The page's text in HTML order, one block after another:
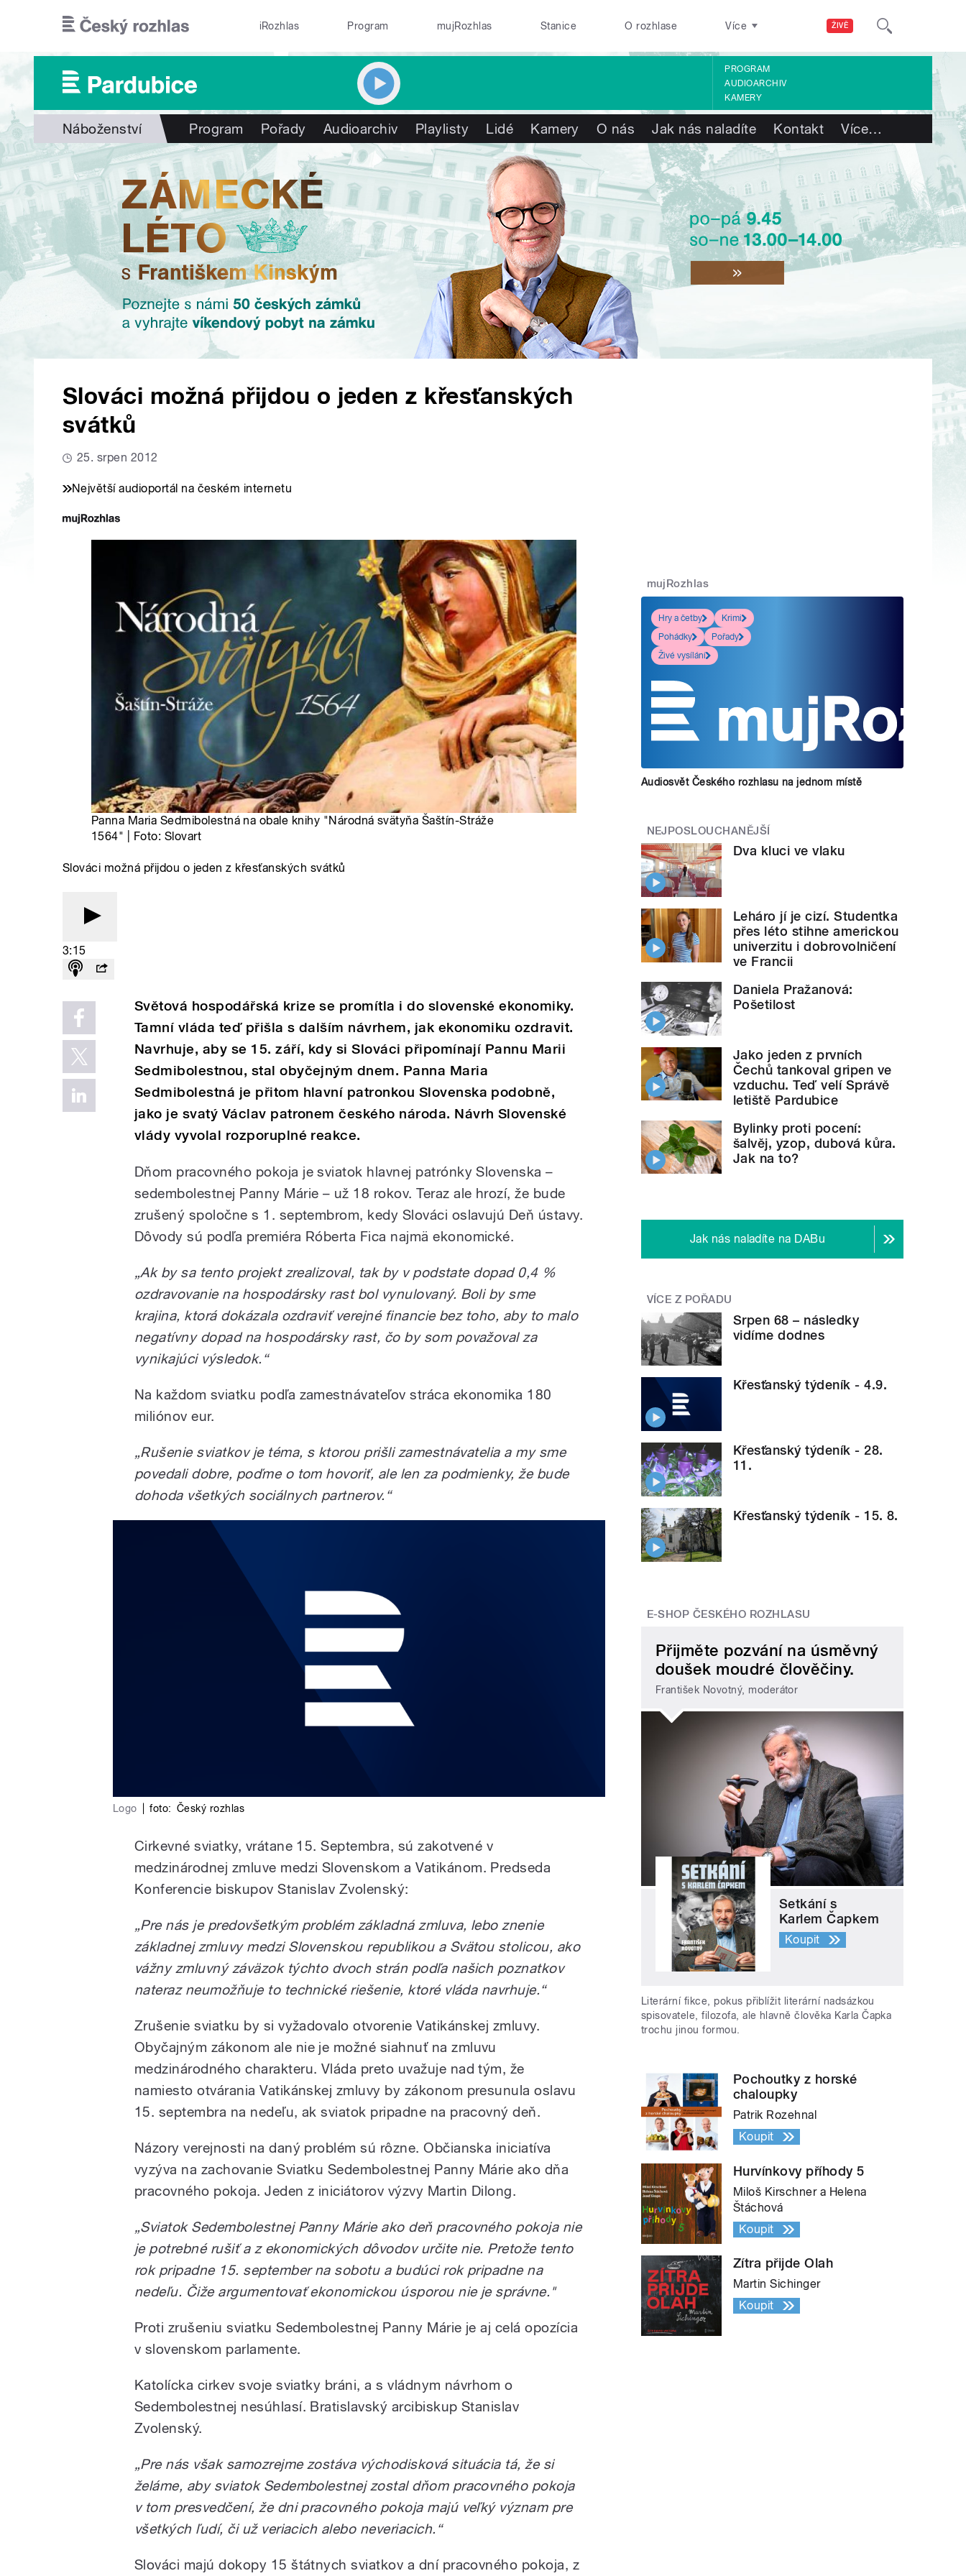
ŽIVĚ
iRozhlas Program mujRozhlas Stanice O rozhlase Více
PROGRAM
AUDIOARCHIV
KAMERY
Náboženství Program Pořady Audioarchiv Playlisty Lidé Kamery O nás Jak nás naladíte Kontakt Více…
Slováci možná přijdou o jeden z křesťanských
svátků
25. srpen 2012
Největší audioportál na českém internetu
Panna Maria Sedmibolestná na obale knihy "Národná svätyňa Šaštín-Stráže
1564" | Foto: Slovart
Slováci možná přijdou o jeden z křesťanských svátků
3:15
Světová hospodářská krize se promítla i do slovenské ekonomiky.
Tamní vláda teď přišla s dalším návrhem, jak ekonomiku ozdravit.
Navrhuje, aby se 15. září, kdy si Slováci připomínají Pannu Marii
Sedmibolestnou, stal obyčejným dnem. Panna Maria
Sedmibolestná je přitom hlavní patronkou Slovenska podobně,
jako je svatý Václav patronem českého národa. Návrh Slovenské
vlády vyvolal rozporuplné reakce.
Dňom pracovného pokoja je sviatok hlavnej patrónky Slovenska –
sedembolestnej Panny Márie – už 18 rokov. Teraz ale hrozí, že bude
zrušený spoločne s 1. septembrom, kedy Slováci oslavujú Deň ústavy.
Dôvody sú podľa premiéra Róberta Fica najmä ekonomické.
„Ak by sa tento projekt zrealizoval, tak by v podstate dopad 0,4 %
ozdravovanie na hospodársky rast bol vynulovaný. Boli by sme
krajina, ktorá dokázala ozdraviť verejné financie bez toho, aby to malo
negatívny dopad na hospodársky rast, čo by som považoval za
vynikajúci výsledok.“
Na každom sviatku podľa zamestnávateľov stráca ekonomika 180
miliónov eur.
„Rušenie sviatkov je téma, s ktorou prišli zamestnávatelia a my sme
povedali dobre, poďme o tom hovoriť, ale len za podmienky, že bude
dohoda všetkých sociálnych partnerov.“
Logo foto: Český rozhlas
Cirkevné sviatky, vrátane 15. Septembra, sú zakotvené v
medzinárodnej zmluve medzi Slovenskom a Vatikánom. Predseda
Konferencie biskupov Stanislav Zvolenský:
„Pre nás je predovšetkým problém základná zmluva, lebo znenie
základnej zmluvy medzi Slovenskou republikou a Svätou stolicou, ako
vážny zmluvný záväzok týchto dvoch strán podľa našich poznatkov
nateraz neumožňuje to technické riešenie, ktoré vláda navrhuje.“
Zrušenie sviatku by si vyžadovalo otvorenie Vatikánskej zmluvy.
Obyčajným zákonom ale nie je možné siahnuť na zmluvu
medzinárodného charakteru. Vláda preto uvažuje nad tým, že
namiesto otvárania Vatikánskej zmluvy by zákonom presunula oslavu
15. septembra na nedeľu, ak sviatok pripadne na pracovný deň.
Názory verejnosti na daný problém sú rôzne. Občianska iniciatíva
vyzýva na zachovanie Sviatku Sedembolestnej Panny Márie ako dňa
pracovného pokoja. Jeden z iniciátorov výzvy Martin Dilong.
„Sviatok Sedembolestnej Panny Márie ako deň pracovného pokoja nie
je potrebné rušiť a z ekonomických dôvodov určite nie. Pretože tento
rok pripadne 15. september na sobotu a budúci rok pripadne na
nedeľu. Čiže argumentovať ekonomickou úsporou nie je správne."
Proti zrušeniu sviatku Sedembolestnej Panny Márie je aj celá opozícia
v slovenskom parlamente.
Katolícka cirkev svoje sviatky bráni, a s vládnym návrhom o
Sedembolestnej nesúhlasí. Bratislavský arcibiskup Stanislav
Zvolenský.
„Pre nás však samozrejme zostáva východisková situácia tá, že si
želáme, aby sviatok Sedembolestnej zostal dňom pracovného pokoja
v tom presvedčení, že dni pracovného pokoja majú veľký význam pre
všetkých ľudí, či už veriacich alebo neveriacich.“
Slováci majú dokopy 15 štátnych sviatkov a dní pracovného pokoja, z
mujRozhlas
Hry a četby
Krimi
Pohádky
Pořady
Živé vysílání
Audiosvět Českého rozhlasu na jednom místě
NEJPOSLOUCHANĚJŠÍ
Dva kluci ve vlaku
Leháro jí je cizí. Studentka
přes léto stihne americkou
univerzitu i dobrovolničení
ve Francii
Daniela Pražanová:
Pošetilost
Jako jeden z prvních
Čechů tankoval gripen ve
vzduchu. Teď velí Správě
letiště Pardubice
Bylinky proti pocení:
šalvěj, yzop, dubová kůra.
Jak na to?
Jak nás naladíte na DABu
VÍCE Z POŘADU
Srpen 68 – následky
vidíme dodnes
Křesťanský týdeník - 4.9.
Křesťanský týdeník - 28.
11.
Křesťanský týdeník - 15. 8.
E-SHOP ČESKÉHO ROZHLASU
Přijměte pozvání na úsměvný
doušek moudré člověčiny.
František Novotný, moderátor
Setkání s
Karlem Čapkem
Koupit
Literární fikce, pokus přiblížit literární nadsázkou
spisovatele, filozofa, ale hlavně člověka Karla Čapka
trochu jinou formou.
Pochoutky z horské
chaloupky
Patrik Rozehnal
Koupit
Hurvínkovy příhody 5
Miloš Kirschner a Helena
Štáchová
Koupit
Zítra přijde Olah
Martin Sichinger
Koupit